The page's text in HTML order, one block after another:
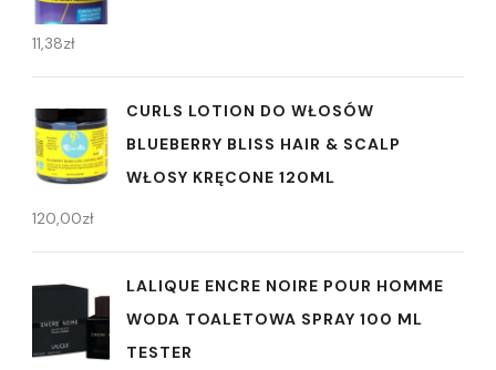
11,38zł
CURLS LOTION DO WŁOSÓW
BLUEBERRY BLISS HAIR & SCALP
WŁOSY KRĘCONE 120ML
120,00zł
LALIQUE ENCRE NOIRE POUR HOMME
WODA TOALETOWA SPRAY 100 ML
TESTER